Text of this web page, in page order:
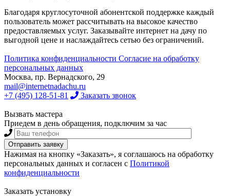
Благодаря круглосуточной абонентской поддержке каждый
пользователь может рассчитывать на высокое качество
предоставляемых услуг. Заказывайте интернет на дачу по
выгодной цене и наслаждайтесь сетью без ограничений.
Политика конфиденциальности Согласие на обработку
персональных данных
Москва, пр. Вернадского, 29
mail@internetnadachu.ru
+7 (495) 128-51-81
Заказать звонок
Вызвать мастера
Приедем в день обращения, подключим за час
Нажимая на кнопку «Заказать», я соглашаюсь на обработку
персональных данных и согласен с Политикой
конфиденциальности
Заказать установку